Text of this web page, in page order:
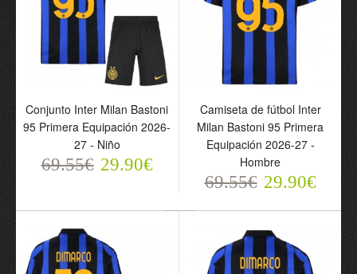
Conjunto Inter Milan
Bastoni 95 Primera
Equipación 2026-27 -
Niño
69.55€ 29.90€
Conjunto Inter Milan Bastoni
95 Primera Equipación 2026-
27 - Niño
69.55€ 29.90€
Camiseta de fútbol Inter
Milan Bastoni 95 Primera
Equipación 2026-27 -
Hombre
69.55€ 29.90€